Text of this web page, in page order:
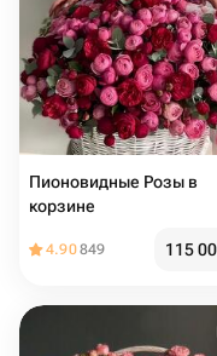
Пионовидные Розы в
корзине
4.90849 115